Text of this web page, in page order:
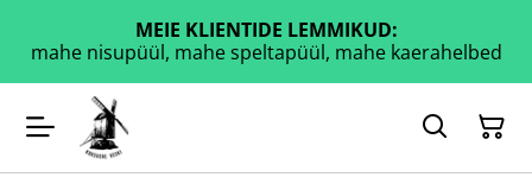
MEIE KLIENTIDE LEMMIKUD:
mahe nisupüül, mahe speltapüül, mahe kaerahelbed